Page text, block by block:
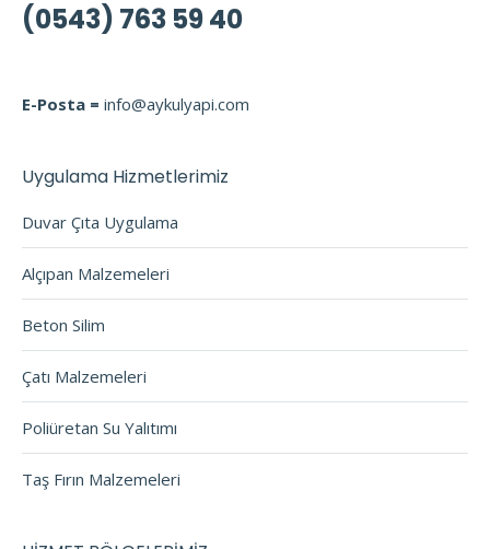
(0543) 763 59 40
E-Posta = info@aykulyapi.com
Uygulama Hizmetlerimiz
Duvar Çıta Uygulama
Alçıpan Malzemeleri
Beton Silim
Çatı Malzemeleri
Poliüretan Su Yalıtımı
Taş Fırın Malzemeleri